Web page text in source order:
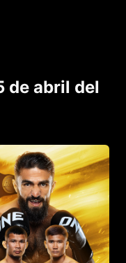
de abril del